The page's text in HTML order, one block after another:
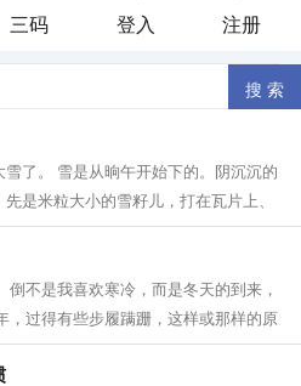
三码 登入 注册
了。 雪是从晌午开始下的。阴沉沉的
是米粒大小的雪籽儿，打在瓦片上、
夹带...
不是我喜欢寒冷，而是冬天的到来，
，过得有些步履蹒跚，这样或那样的原
节...